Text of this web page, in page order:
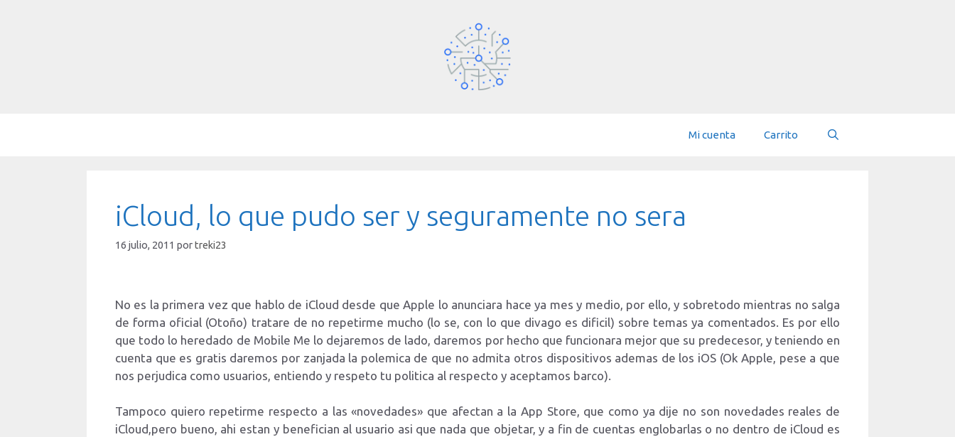
Mi cuenta Carrito
iCloud, lo que pudo ser y seguramente no sera
16 julio, 2011 portreki23
No es la primera vez que hablo de iCloud desde que Apple lo anunciara hace ya mes y medio, por ello, y sobretodo mientras no salga
de forma oficial (Otoño) tratare de no repetirme mucho (lo se, con lo que divago es dificil) sobre temas ya comentados. Es por ello
que todo lo heredado de Mobile Me lo dejaremos de lado, daremos por hecho que funcionara mejor que su predecesor, y teniendo en
cuenta que es gratis daremos por zanjada la polemica de que no admita otros dispositivos ademas de los iOS (Ok Apple, pese a que
nos perjudica como usuarios, entiendo y respeto tu politica al respecto y aceptamos barco).
Tampoco quiero repetirme respecto a las «novedades» que afectan a la App Store, que como ya dije no son novedades reales de
iCloud,pero bueno, ahi estan y benefician al usuario asi que nada que objetar, y a fin de cuentas englobarlas o no dentro de iCloud es